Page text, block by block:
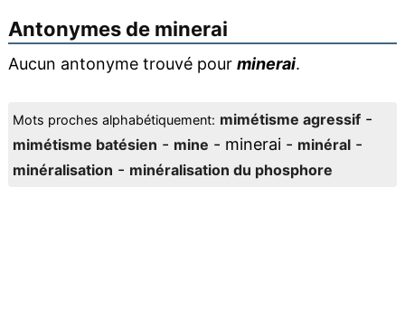
Antonymes de minerai
Aucun antonyme trouvé pour minerai.
Mots proches alphabétiquement: mimétisme agressif-
mimétisme batésien - mine - minerai - minéral-
minéralisation - minéralisation du phosphore